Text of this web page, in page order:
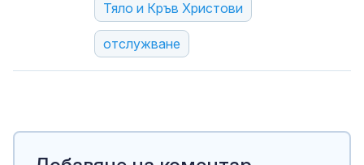
Тяло и Кръв Христови
отслужване